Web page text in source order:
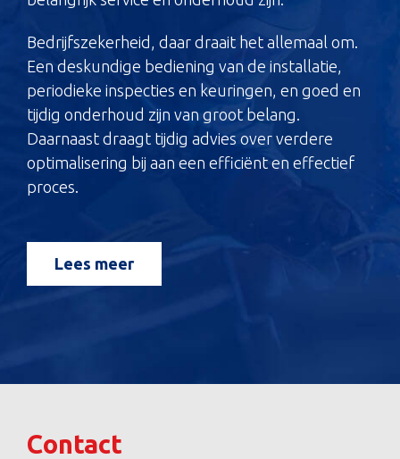
Bedrijfszekerheid, daar draait het allemaal om.
Een deskundige bediening van de installatie,
periodieke inspecties en keuringen, en goed en
tijdig onderhoud zijn van groot belang.
Daarnaast draagt tijdig advies over verdere
optimalisering bij aan een efficiënt en effectief
proces.
Lees meer
Contact